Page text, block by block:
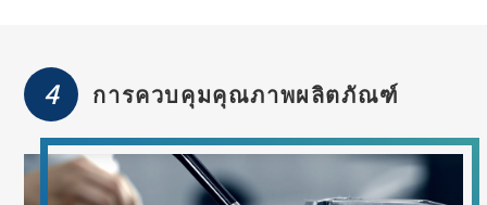
4 การควบคุมคุณภาพผลิตภัณฑ์